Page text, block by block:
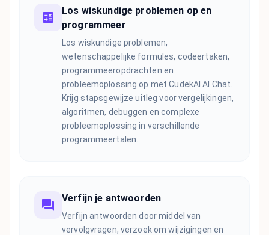
Los wiskundige problemen op en
programmeer
Los wiskundige problemen,
wetenschappelijke formules, codeertaken,
programmeeropdrachten en
probleemoplossing op met CudekAI AI Chat.
Krijg stapsgewijze uitleg voor vergelijkingen,
algoritmen, debuggen en complexe
probleemoplossing in verschillende
programmeertalen.
Verfijn je antwoorden
Verfijn antwoorden door middel van
vervolgvragen, verzoek om wijzigingen en